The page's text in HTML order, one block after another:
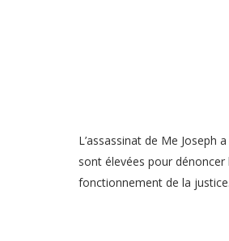
L’assassinat de Me
sont élevées pour
fonctionnement de la justice.